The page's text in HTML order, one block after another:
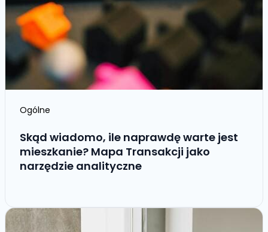
Ogólne
Skąd wiadomo, ile naprawdę warte jest
mieszkanie? Mapa Transakcji jako
narzędzie analityczne